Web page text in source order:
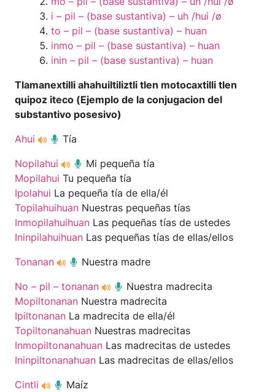
i – pil – (base sustantiva) – uh /hui /ø
to – pil – (base sustantiva) – huan
inmo – pil – (base sustantiva) – huan
inin – pil – (base sustantiva) – huan
Tlamanextilli ahahuiltiliztli tlen motocaxtilli tlen
quipoz iteco (Ejemplo de la conjugacion del
substantivo posesivo)
Ahui
Tía
Nopilahui
Mi pequeña tía
Mopilahui Tu pequeña tía
Ipolahui La pequeña tía de ella/él
Topilahuihuan Nuestras pequeñas tías
Inmopilahuihuan Las pequeñas tías de ustedes
Ininpilahuihuan Las pequeñas tías de ellas/ellos
Tonanan
Nuestra madre
No – pil – tonanan
Nuestra madrecita
Mopiltonanan Nuestra madrecita
Ipiltonanan La madrecita de ella/él
Topiltonanahuan Nuestras madrecitas
Inmopiltonanahuan Las madrecitas de ustedes
Ininpiltonanahuan Las madrecitas de ellas/ellos
Cintli
Maíz